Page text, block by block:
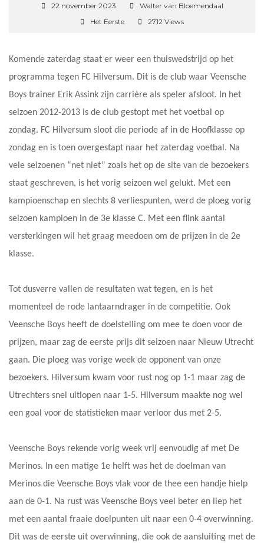
22 november 2023
Walter van Bloemendaal
Het Eerste
2712 Views
Komende zaterdag staat er weer een thuiswedstrijd op het
programma tegen FC Hilversum. Dit is de club waar Veensche
Boys trainer Erik Assink zijn carrière als speler afsloot. In het
seizoen 2012-2013 is de club gestopt met het voetbal op
zondag. FC Hilversum sloot die periode af in de Hoofklasse op
zondag en is toen overgestapt naar het zaterdag voetbal. Na
vele seizoenen “net niet” zoals het op de site van de bezoekers
staat geschreven, is het vorig seizoen wel gelukt. Met een
kampioenschap en slechts 8 verliespunten, werd de ploeg vorig
seizoen kampioen in de 3e klasse C. Met een flink aantal
versterkingen wil het graag meedoen om de prijzen in de 2e
klasse.
Tot dusverre vallen de resultaten wat tegen, en is het
momenteel de rode lantaarndrager in de competitie. Ook
Veensche Boys heeft de doelstelling om mee te doen voor de
prijzen, maar zag de eerste prijs dit seizoen naar Nieuw Utrecht
gaan. Die ploeg was vorige week de opponent van onze
bezoekers. Hilversum kwam voor rust nog op 1-1 maar zag de
Utrechters snel uitlopen naar 1-5. Hilversum maakte nog wel
een goal voor de statistieken maar verloor dus met 2-5.
Veensche Boys rekende vorig week vrij eenvoudig af met De
Merinos. In een matige 1e helft was het de doelman van
Merinos die Veensche Boys vlak voor de thee een handje hielp
aan de 0-1. Na rust was Veensche Boys veel beter en liep het
met een aantal fraaie doelpunten uit naar een 0-4 overwinning.
Dit was de eerste uit overwinning, die ook de aansluiting met de